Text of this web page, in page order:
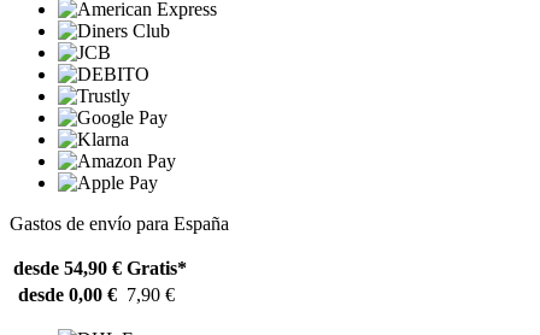
Gastos de envío para España
desde 54,90 € Gratis*
desde 0,00 € 7,90 €